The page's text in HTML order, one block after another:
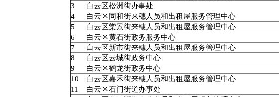
3
白云区松洲街办事处
4
白云区同和街来穗人员和出租屋服务管理中心
5
白云区棠景街来穗人员和出租屋服务管理中心
6
白云区黄石街政务服务中心
7
白云区新市街来穗人员和出租屋服务管理中心
8
白云区云城街政务中心
9
白云区鹤龙街政务中心
10
白云区嘉禾街来穗人员和出租屋服务管理中心
11
白云区石门街道办事处